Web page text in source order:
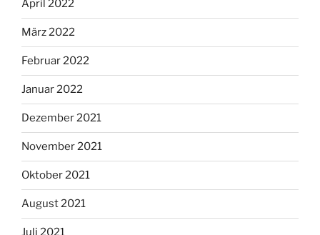
April 2022
März 2022
Februar 2022
Januar 2022
Dezember 2021
November 2021
Oktober 2021
August 2021
Juli 2021